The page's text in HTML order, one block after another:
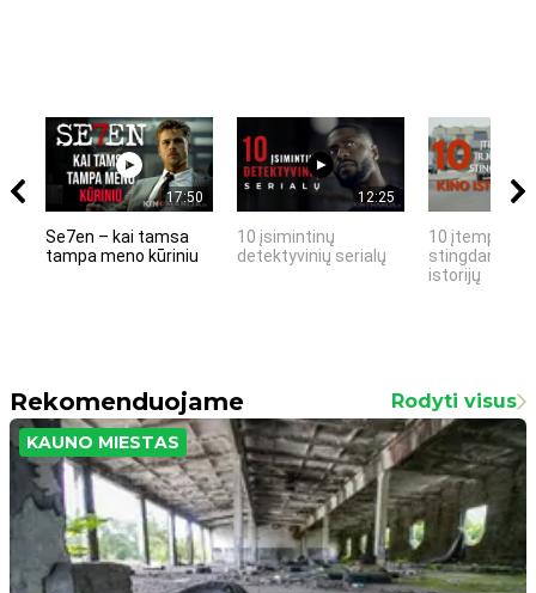
17:50
Se7en – kai tamsa
tampa meno kūriniu
12:25
10 įsimintinų
detektyvinių serialų
10 įtemptų,
stingdančių
istorijų
Rekomenduojame Rodyti visus
KAUNO MIESTAS